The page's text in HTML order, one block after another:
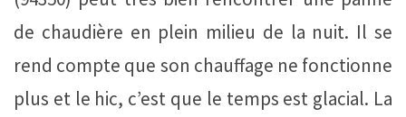
de chaudière en plein milieu de la nuit. Il se
rend compte que son chauffage ne fonctionne
plus et le hic, c’est que le temps est glacial. La